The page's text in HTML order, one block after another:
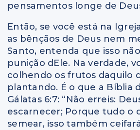
pensamentos longe de
Então, se você está na
as bênçãos de Deus nem
Santo, entenda que isso
punição dEle. Na verdade,
colhendo os frutos daquilo
plantando. É o que a Bíblia
Gálatas 6:7: “Não erreis:
escarnecer; Porque tudo o
semear, isso também